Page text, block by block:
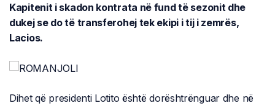
Kapitenit i skadon kontrata në fund të sezonit dhe
dukej se do të transferohej tek ekipi i tij i zemrës,
Lacios.
Dihet që presidenti Lotito është dorështrënguar dhe në